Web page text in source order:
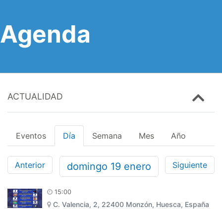
Agenda
ACTUALIDAD
Eventos Día Semana Mes Año
Anterior domingo 19 enero Siguiente
15:00
C. Valencia, 2, 22400 Monzón, Huesca, España